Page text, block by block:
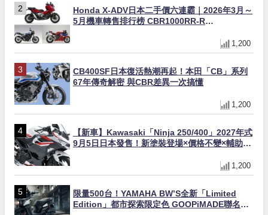
Honda X-ADV日本二手價六連霸｜2026年3月～
5月機車轉售排行榜 CBR1000RR-R
1,200
CB400SF日本復活熱潮再起！本田「CB」系列
67年傳奇解密 與CBR差異一次搞懂
1,200
【新車】Kawasaki「Ninja 250/400」2027年式
9月5日日本發售！新塗裝登場×價格不變×輔助滑
1,200
限量500台！YAMAHA BW’S全新「Limited
Edition」都市探索限定色 GOOPiMADE聯名包